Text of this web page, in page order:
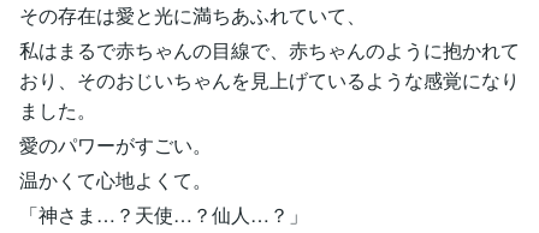
その存在は愛と光に満ちあふれていて、
私はまるで赤ちゃんの目線で、赤ちゃんのように抱かれて
おり、そのおじいちゃんを見上げているような感覚になり
ました。
愛のパワーがすごい。
温かくて心地よくて。
「神さま…？天使…？仙人…？」